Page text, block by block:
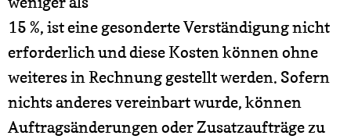
15 %, ist eine gesonderte Verständigung nicht
erforderlich und diese Kosten können ohne
weiteres in Rechnung gestellt werden. Sofern
nichts anderes vereinbart wurde, können
Auftragsänderungen oder Zusatzaufträge zu